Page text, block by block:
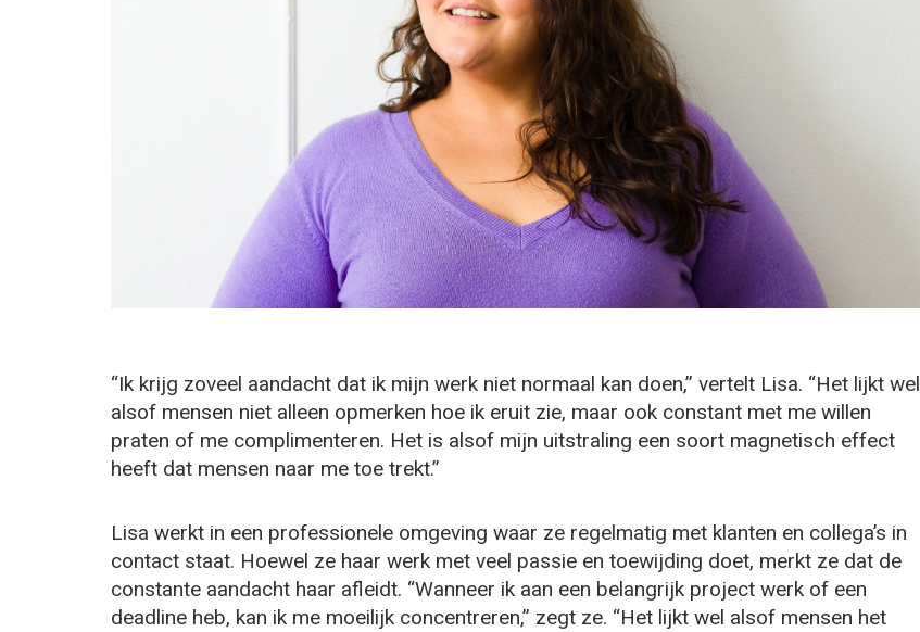
“Ik krijg zoveel aandacht dat ik mijn werk niet normaal kan doen,” vertelt Lisa. “Het lijkt wel
alsof mensen niet alleen opmerken hoe ik eruit zie, maar ook constant met me willen
praten of me complimenteren. Het is alsof mijn uitstraling een soort magnetisch effect
heeft dat mensen naar me toe trekt.”
Lisa werkt in een professionele omgeving waar ze regelmatig met klanten en collega’s in
contact staat. Hoewel ze haar werk met veel passie en toewijding doet, merkt ze dat de
constante aandacht haar afleidt. “Wanneer ik aan een belangrijk project werk of een
deadline heb, kan ik me moeilijk concentreren,” zegt ze. “Het lijkt wel alsof mensen het